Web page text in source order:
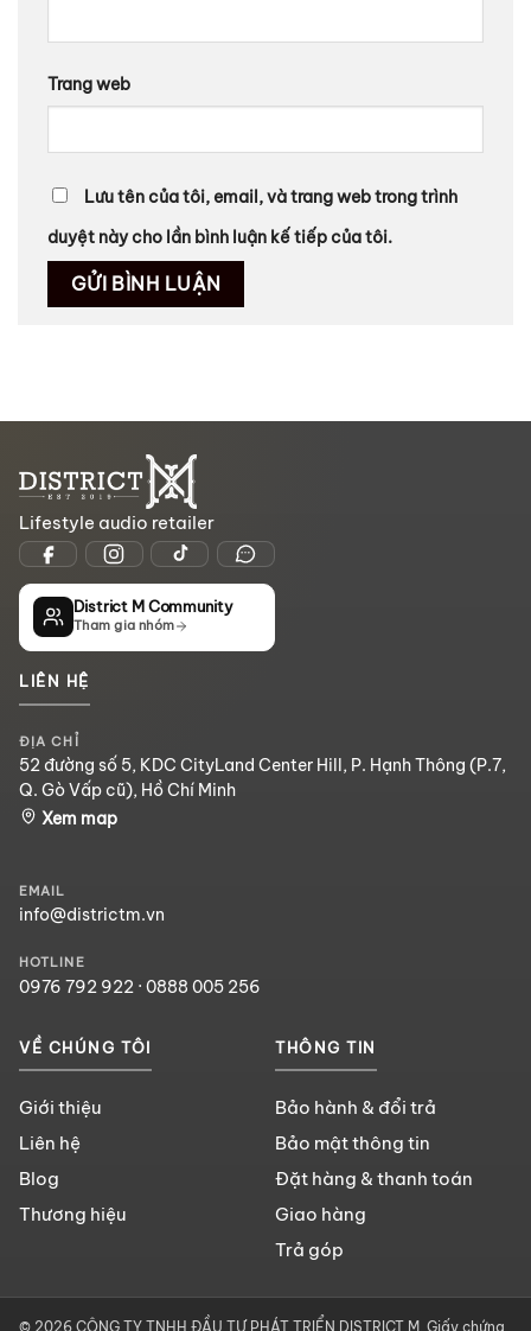
Trang web
Lưu tên của tôi, email, và trang web trong trình
duyệt này cho lần bình luận kế tiếp của tôi.
Lifestyle audio retailer
District M Community
Tham gia nhóm
LIÊN HỆ
ĐỊA CHỈ
52 đường số 5, KDC CityLand Center Hill, P. Hạnh Thông (P.7,
Q. Gò Vấp cũ), Hồ Chí Minh
Xem map
EMAIL
info@districtm.vn
HOTLINE
0976 792 922 · 0888 005 256
VỀ CHÚNG TÔI
Giới thiệu
Liên hệ
Blog
Thương hiệu
THÔNG TIN
Bảo hành & đổi trả
Bảo mật thông tin
Đặt hàng & thanh toán
Giao hàng
Trả góp
© 2026 CÔNG TY TNHH ĐẦU TƯ PHÁT TRIỂN DISTRICT M. Giấy chứng